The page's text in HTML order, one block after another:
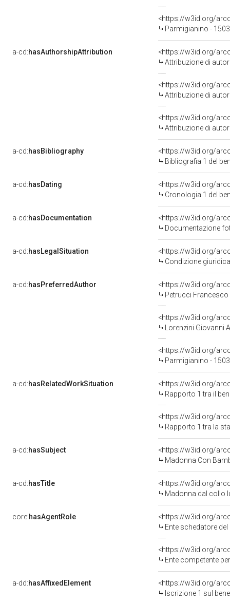
<https://w3id.org/
Parmigianino -
a-cd:hasAuthorshipAttribution
<https://w3id.org/
Attribuzione di
<https://w3id.org/
Attribuzione di
<https://w3id.org/
Attribuzione di
a-cd:hasBibliography
<https://w3id.org/
Bibliografia 1 del
a-cd:hasDating
<https://w3id.org/
Cronologia 1 del
a-cd:hasDocumentation
Documentazione
a-cd:hasLegalSituation
<https://w3id.org/
Condizione
a-cd:hasPreferredAuthor
<https://w3id.org/
Petrucci
<https://w3id.org/
Lorenzini Giovanni
<https://w3id.org/
Parmigianino -
a-cd:hasRelatedWorkSituation
<https://w3id.org/
Rapporto 1 tra il
<https://w3id.org/
Rapporto 1 tra la
a-cd:hasSubject
<https://w3id.org/
Madonna Con
a-cd:hasTitle
<https://w3id.org/
Madonna dal collo
core:hasAgentRole
<https://w3id.org/
Ente schedatore del bene
<https://w3id.org/
Ente competente per tutela del
a-dd:hasAffixedElement
<https://w3id.org/
Iscrizione 1 sul